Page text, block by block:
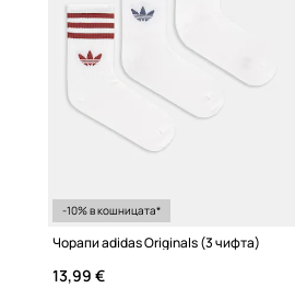
-10% в кошницата*
Чорапи adidas Originals (3 чифта)
13,99 €